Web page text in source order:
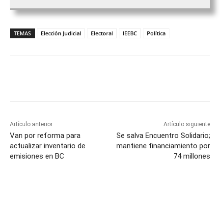
TEMAS Elección Judicial Electoral IEEBC Política
Artículo anterior
Van por reforma para
actualizar inventario de
emisiones en BC
Artículo siguiente
Se salva Encuentro Solidario;
mantiene financiamiento por
74 millones